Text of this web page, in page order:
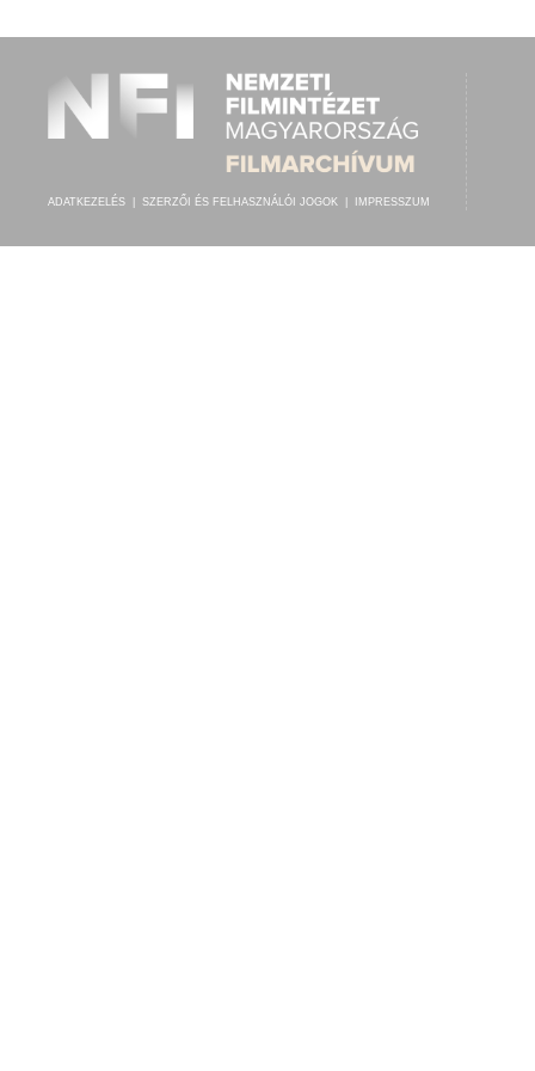
ELŐADÓ: IZRAEL TKATSCH FŐKÁNTOR,ISMERETLEN ZENÉSZ (ORGONA)
ADATKEZELÉS SZERZŐI ÉS FELHASZNÁLÓI JOGOK IMPRESSZUM